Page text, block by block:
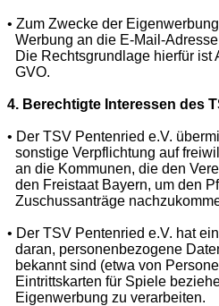
• Zum Zwecke der
Werbung an die E-Mail-
Die Rechtsgrundlage hierfür ist
GVO.
4. Berechtigte Interessen des
• Der TSV Pentenried e.V.
sonstige Verpflichtung auf
an die Kommunen, die den
den Freistaat Bayern, um den
Zuschussanträge
• Der TSV Pentenried e.V. hat
daran, personenbezogene
bekannt sind (etwa von
Eintrittskarten für Spiele
Eigenwerbung zu verarbeiten.